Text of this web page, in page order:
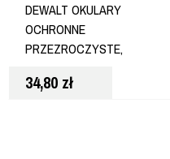
DEWALT OKULARY
OCHRONNE
PRZEZROCZYSTE,
ANTYODPRYSKOWE
34,80 zł